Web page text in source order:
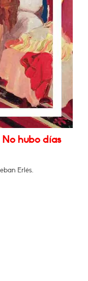
hubo días
Erlés.